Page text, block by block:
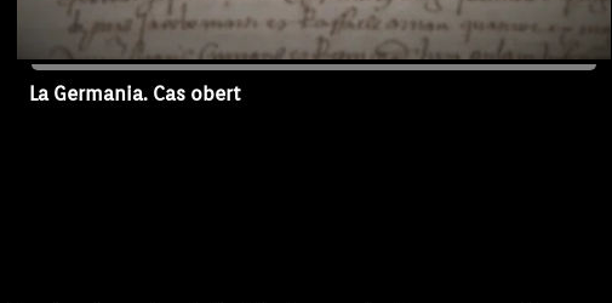
La Germania. Cas obert